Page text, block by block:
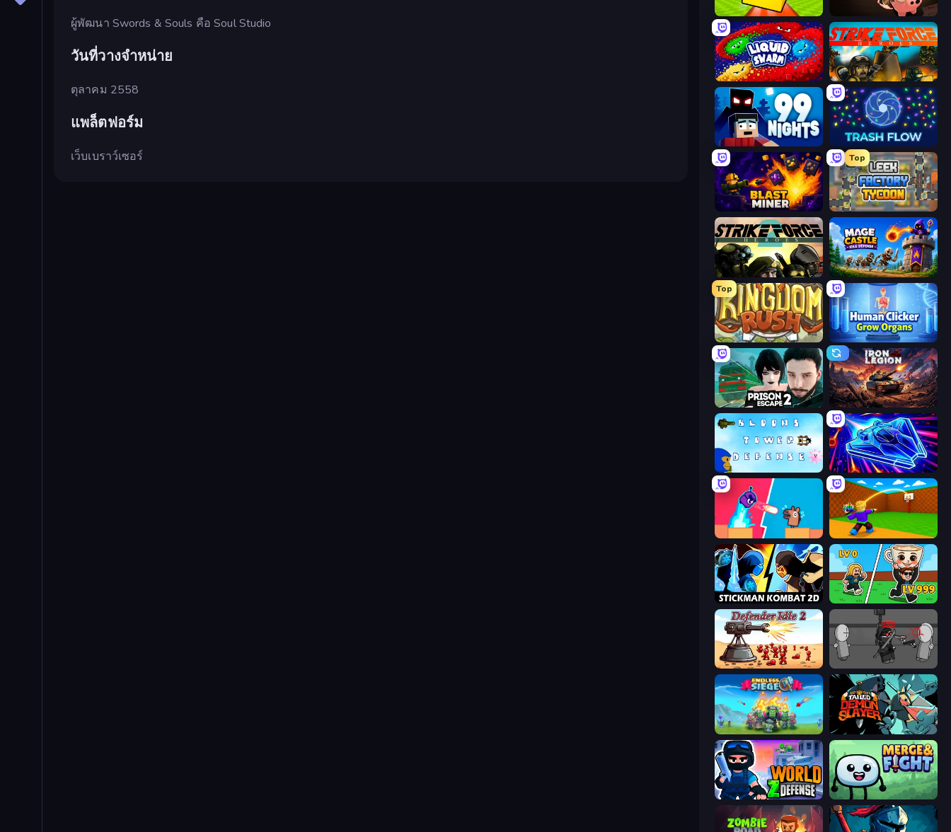
ผู้พัฒนา Swords & Souls คือ Soul Studio
วันที่วางจำหน่าย
ตุลาคม 2558
แพล็ตฟอร์ม
เว็บเบราว์เซอร์
Lucky Brainrot Blocks Online Bills Must Be Paid
Liquid Swarm Strike Force Heroes
99 Nights (Bloxd.io) Trash Flow
Blast Miner
Top
Leek Factory Tycoon
Strike Force Heroes 2 Mage Castle Idle Defense
Top
Kingdom Rush Human Clicker: Grow Organs
Prison Escape 2 Iron Legion
Stellar Swarm
Boom Slingers ReBoom Throw a Lucky Block
Stickman Kombat 2D Brainrot Arena Online
Defender Idle 2 Madness Project Nexus
Endless Siege Tailed Demon Slayer
World Z Defense - Zombie Defense Merge & Fight